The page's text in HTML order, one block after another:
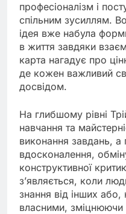
професіоналізм і
спільним зусиллям.
ідея вже набула
в життя завдяки
карта нагадує про
де кожен важливий
досвідом.
На глибшому рівні
навчання та
виконання завдань, а
вдосконалення,
конструктивної
з’являється, коли
знання від інших або,
власними, зміцнюючи